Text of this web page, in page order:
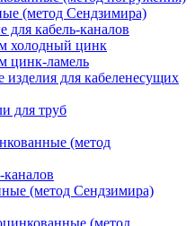
(метод Сендзимира)
кабель-каналов
холодный цинк
цинк-ламель
для кабеленесущих
для труб
(метод
(метод Сендзимира)
(метод